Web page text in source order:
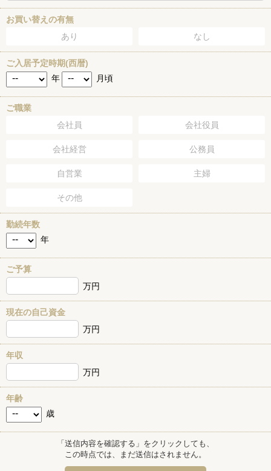
お買い替えの有無
あり
なし
ご入居予定時期(西暦)
年
月頃
ご職業
会社員
会社役員
会社経営 公務員
自営業 主婦
その他
勤続年数
年
ご予算
万円
現在の自己資金
万円
年収
万円
年齢
歳
「送信内容を確認する」をクリックしても、
この時点では、まだ送信はされません。